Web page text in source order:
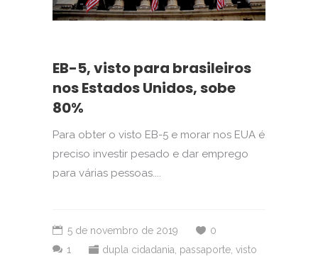
EB-5, visto para brasileiros
nos Estados Unidos, sobe
80%
Para obter o visto EB-5 e morar nos EUA é
preciso investir pesado e dar emprego
para várias pessoas....
5 de novembro de 2019
0
1
dupla cidadania passaporte visto